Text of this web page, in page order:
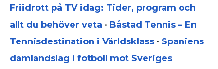
Friidrott på TV idag: Tider, program och
allt du behöver veta • Båstad Tennis – En
Tennisdestination i Världsklass • Spaniens
damlandslag i fotboll mot Sveriges